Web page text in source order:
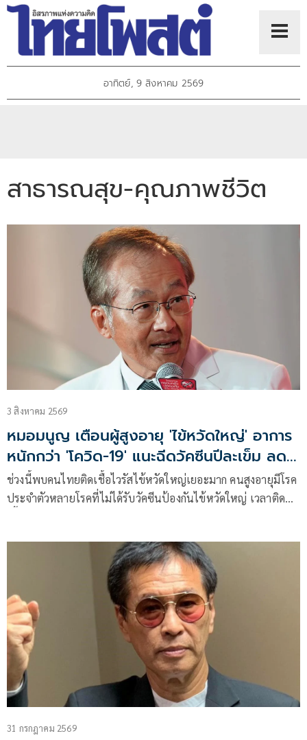
อาทิตย์, 9 สิงหาคม 2569
สาธารณสุข-คุณภาพชีวิต
3 สิงหาคม 2569
หมอมนูญ เตือนผู้สูงอายุ 'ไข้หวัดใหญ่' อาการ
หนักกว่า 'โควิด-19' แนะฉีดวัคซีนปีละเข็ม ลด
รุนแรง
ช่วงนี้พบคนไทยติดเชื้อไวรัสไข้หวัดใหญ่เยอะมาก คนสูงอายุมีโรค
ประจำตัวหลายโรคที่ไม่ได้รับวัคซีนป้องกันไข้หวัดใหญ่ เวลาติด
31 กรกฎาคม 2569